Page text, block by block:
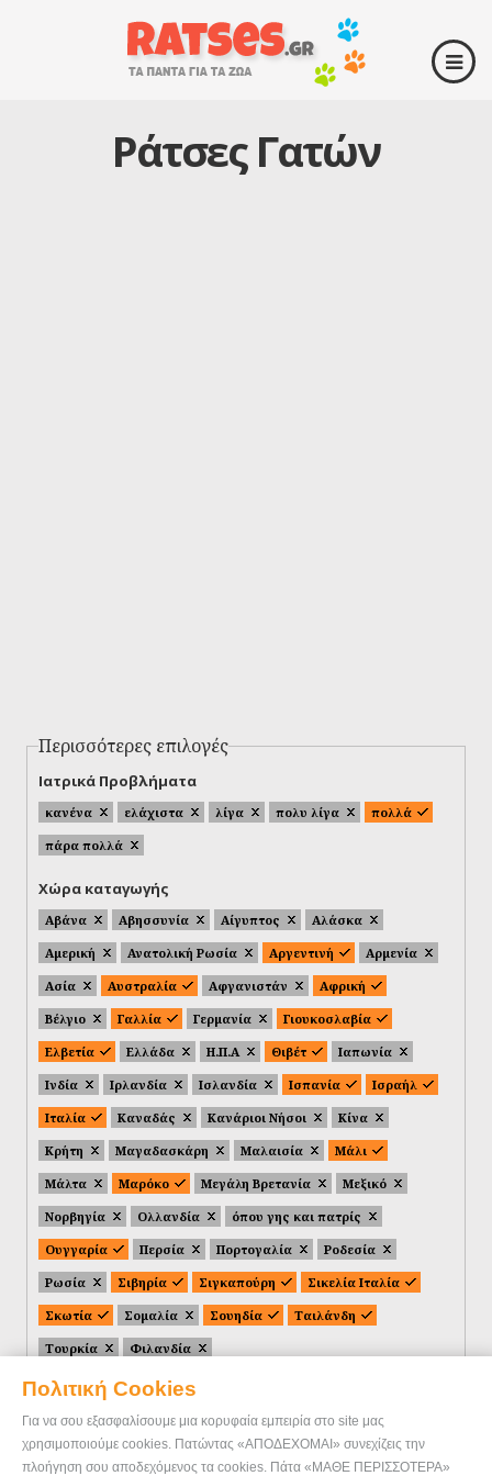
Πολιτική Cookies
Για να σου εξασφαλίσουμε μια κορυφαία εμπειρία στο site μας
χρησιμοποιούμε cookies. Πατώντας «ΑΠΟΔΕΧΟΜΑΙ» συνεχίζεις την
πλοήγηση σου αποδεχόμενος τα cookies. Πάτα «ΜΑΘΕ ΠΕΡΙΣΣΟΤΕΡΑ»
Ράτσες Γατών
Περισσότερες επιλογές
Ιατρικά Προβλήματα
κανένα ελάχιστα λίγα πολυ λίγα
πολλά
πάρα πολλά
Χώρα καταγωγής
Αβάνα Αβησσυνία Αίγυπτος
Αλάσκα
Αμερική
Ανατολική Ρωσία Αργεντινή
Αρμενία
Ασία
Αυστραλία Αφγανιστάν
Αφρική
Βέλγιο
Γαλλία Γερμανία
Γιουκοσλαβία
Ελβετία
Ελλάδα Η.Π.Α Θιβέτ
Ιαπωνία
Ινδία
Ιρλανδία Ισλανδία Ισπανία
Ισραήλ
Ιταλία
Καναδάς Κανάριοι Νήσοι
Κίνα
Κρήτη
Μαγαδασκάρη Μαλαισία
Μάλι
Μάλτα
Μαρόκο Μεγάλη Βρετανία
Μεξικό
Νορβηγία
Ολλανδία
όπου γης και πατρίς
Ουγγαρία
Περσία Πορτογαλία
Ροδεσία
Ρωσία
Σιβηρία Σιγκαπούρη
Σικελία Ιταλία
Σκωτία
Σομαλία Σουηδία
Ταιλάνδη
Τουρκία
Φιλανδία